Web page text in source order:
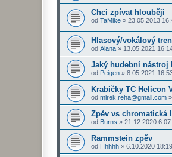
Chci zpívat hlouběji
od TaMike » 23.05.2013
Hlasový/vokálový
od Alana » 13.05.2021
Jaký hudební nástroj
od Peigen » 8.05.2021
Krabičky TC Helicon
od mirek.reha@gmail.com »
Zpěv vs chromatická
od Burns » 21.12.2020 6:07
Rammstein zpěv
od Hhhhh » 6.10.2020 18:19